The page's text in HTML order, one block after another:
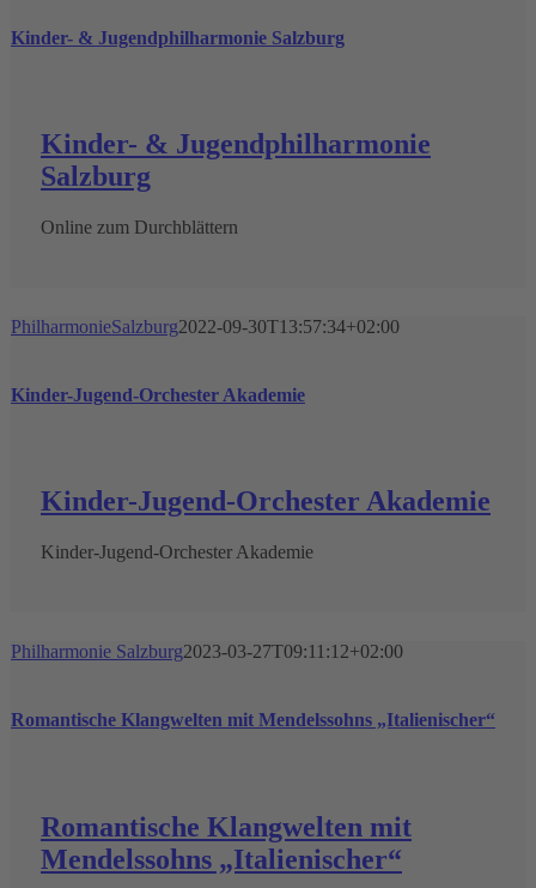
Kinder- & Jugendphilharmonie Salzburg
Kinder- & Jugendphilharmonie
Salzburg
Online zum Durchblättern
PhilharmonieSalzburg2022-09-30T13:57:34+02:00
Kinder-Jugend-Orchester Akademie
Kinder-Jugend-Orchester Akademie
Kinder-Jugend-Orchester Akademie
Philharmonie Salzburg2023-03-27T09:11:12+02:00
Romantische Klangwelten mit Mendelssohns „Italienischer“
Romantische Klangwelten mit
Mendelssohns „Italienischer“